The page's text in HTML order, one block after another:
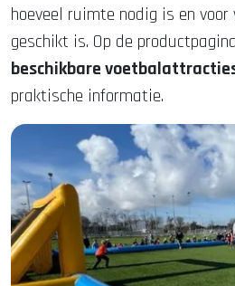
hoeveel ruimte nodig is en
geschikt is. Op de
beschikbare
praktische informatie.